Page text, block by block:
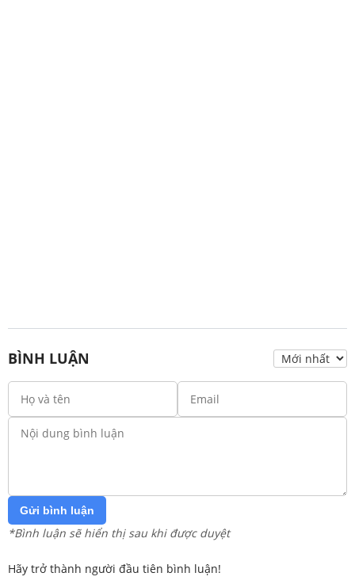
BÌNH LUẬN
Gửi bình luận
*Bình luận sẽ hiển thị sau khi được duyệt
Hãy trở thành người đầu tiên bình luận!